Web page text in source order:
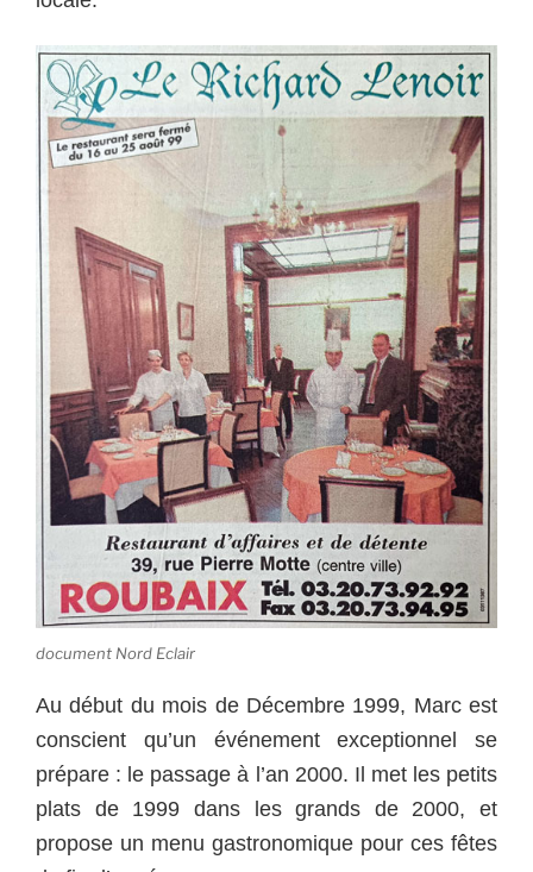
document Nord Eclair
Au début du mois de Décembre 1999, Marc est
conscient qu’un événement exceptionnel se
prépare : le passage à l’an 2000. Il met les petits
plats de 1999 dans les grands de 2000, et
propose un menu gastronomique pour ces fêtes